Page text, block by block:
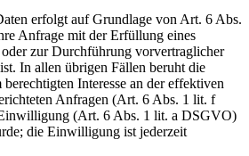
erfolgt auf Grundlage von Art. 6 Abs.
Anfrage mit der Erfüllung eines
oder zur Durchführung vorvertraglicher
In allen übrigen Fällen beruht die
Interesse an der effektiven
Anfragen (Art. 6 Abs. 1 lit. f
(Art. 6 Abs. 1 lit. a DSGVO)
die Einwilligung ist jederzeit